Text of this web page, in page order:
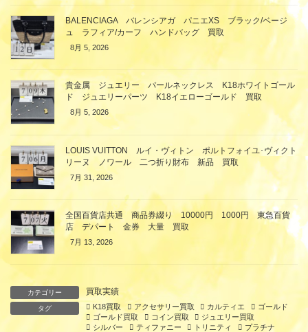
BALENCIAGA バレンシアガ パニエXS ブラック/ベージ
ュ ラフィア/カーフ ハンドバッグ 買取
8月 5, 2026
貴金属 ジュエリー パールネックレス K18ホワイトゴール
ド ジュエリーパーツ K18イエローゴールド 買取
8月 5, 2026
LOUIS VUITTON ルイ・ヴィトン ポルトフォイユ･ヴィクト
リーヌ ノワール 二つ折り財布 新品 買取
7月 31, 2026
全国百貨店共通 商品券綴り 10000円 1000円 東急百貨
店 デパート 金券 大量 買取
7月 13, 2026
カテゴリー 買取実績
タグ K18買取 アクセサリー買取 カルティエ
ゴールド
ゴールド買取
コイン買取
ジュエリー買取
シルバー
ティファニー トリニティ
プラチナ